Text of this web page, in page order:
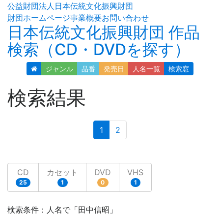
公益財団法人日本伝統文化振興財団
財団ホームページ事業概要お問い合わせ
日本伝統文化振興財団 作品
検索（CD・DVDを探す）
ジャンル 品番 発売日 人名一覧 検索窓
検索結果
1 (current)
2
CD
25
カセット
1
DVD
0
VHS
1
検索条件：人名で「田中信昭」